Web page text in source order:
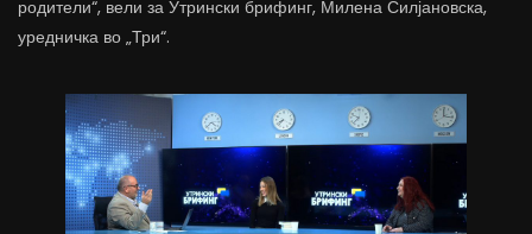
родители“, вели за Утрински брифинг, Милена Силјановска,
уредничка во „Три“.